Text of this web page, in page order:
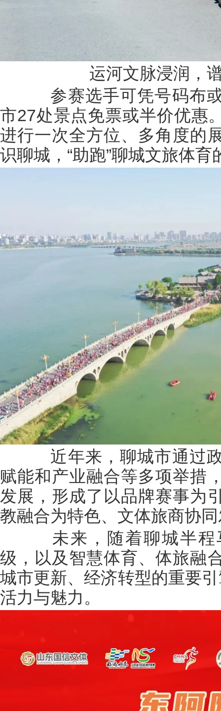
运河文脉浸润，
参赛选手可凭号码布或
市27处景点免票或半价优惠
进行一次全方位、多角度的
识聊城，“助跑”聊城文旅体育
近年来，聊城市通过政
赋能和产业融合等多项举措
发展，形成了以品牌赛事为
教融合为特色、文体旅商协
未来，随着聊城半程
级，以及智慧体育、体旅融
城市更新、经济转型的重要
活力与魅力。